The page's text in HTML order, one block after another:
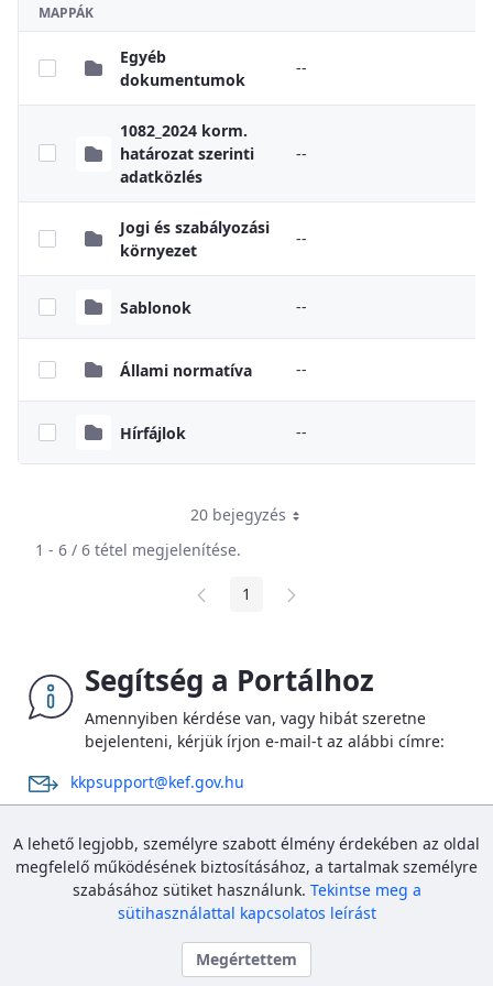
MAPPÁK
Egyéb
dokumentumok
--
1082_2024 korm.
határozat szerinti
adatközlés
--
Jogi és szabályozási
környezet
--
Sablonok --
Állami normatíva --
Hírfájlok --
20 bejegyzés
1 - 6 / 6 tétel megjelenítése.
Oldal
1
Segítség a Portálhoz
Amennyiben kérdése van, vagy hibát szeretne
bejelenteni, kérjük írjon e-mail-t az alábbi címre:
kkpsupport@kef.gov.hu
megkeresések miatt a kapcsolatfelvétel ideje elhúzódhat,
szíves megértésüket és türelmüket köszönjük.
Közbeszerzési és Ellátási Főigazgatóság
A lehető legjobb, személyre szabott élmény érdekében az oldal
megfelelő működésének biztosításához, a tartalmak személyre
szabásához sütiket használunk. Tekintse meg a
sütihasználattal kapcsolatos leírást
Megértettem